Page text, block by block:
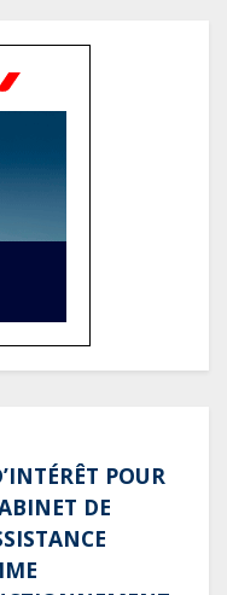
sur
Marcel auprès
Babongo
de partenaire de
grands projets
du
POUR
DE